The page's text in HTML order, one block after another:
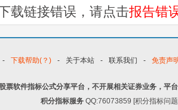
载链接错误，请点击报告错
- 下载帮助(？) - 关于本站 - 联系我们 - 免责声
票软件指标公式分享平台，不开展相关证券业务，平
积分指标服务 QQ:76073859 [积分指标问